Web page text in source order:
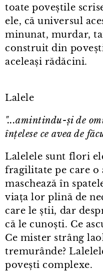
toate poveștile
ele, că universul
minunat, murdar,
construit din
aceleași rădăcini.
Lalele
"...amintindu-și de
înțelese ce avea de
Lalelele sunt flori
fragilitate pe care o
maschează în
viața lor plină de
care le știi, dar
că le cunoști. Ce
Ce mister strâng
tremurânde?
povești complexe.